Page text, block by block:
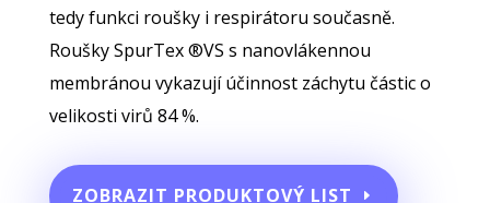
tedy funkci roušky i respirátoru současně.
Roušky SpurTex ®VS s nanovlákennou
membránou vykazují účinnost záchytu částic o
velikosti virů 84 %.
ZOBRAZIT PRODUKTOVÝ LIST